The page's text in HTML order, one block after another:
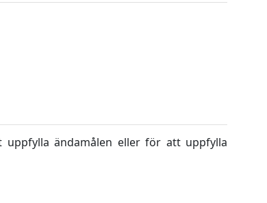
ändamålen eller för att uppfylla